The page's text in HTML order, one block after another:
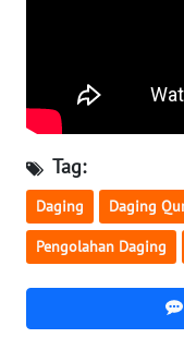
Tag:
Daging Daging
Pengolahan Daging
SERAMBI
WN
JAMBI